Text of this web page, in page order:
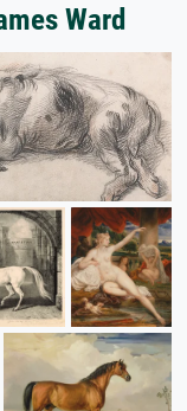
Ward